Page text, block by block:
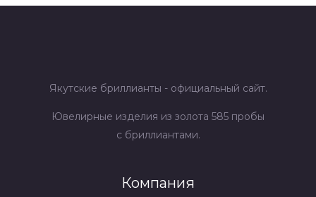
Якутские бриллианты - официальный сайт.
Ювелирные изделия из золота 585 пробы
с бриллиантами.
Компания